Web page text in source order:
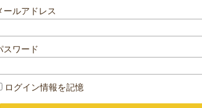
ールアドレス
スワード
ログイン情報を記憶